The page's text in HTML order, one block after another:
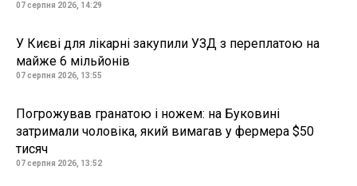
07 серпня 2026, 14:29
У Києві для лікарні закупили УЗД з переплатою на
майже 6 мільйонів
07 серпня 2026, 13:55
Погрожував гранатою і ножем: на Буковині
затримали чоловіка, який вимагав у фермера $50
тисяч
07 серпня 2026, 13:52